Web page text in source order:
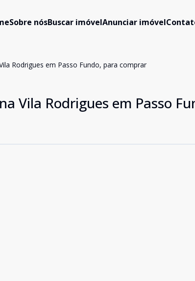
Sobre nósBuscar imóvelAnunciar imóvel
Rodrigues em Passo Fundo, para comprar
Vila Rodrigues em Passo